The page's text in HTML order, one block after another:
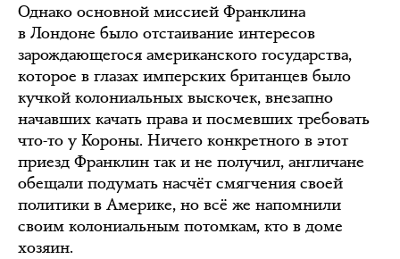
Однако основной миссией Франклина
в Лондоне было отстаивание интересов
зарождающегося американского государства,
которое в глазах имперских британцев было
кучкой колониальных выскочек, внезапно
начавших качать права и посмевших требовать
что-то у Короны. Ничего конкретного в этот
приезд Франклин так и не получил, англичане
обещали подумать насчёт смягчения своей
политики в Америке, но всё же напомнили
своим колониальным потомкам, кто в доме
хозяин.